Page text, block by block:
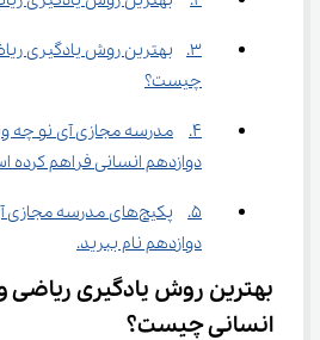
3.	بهترین روش یادگیری
چیست؟
4.	مدرسه مجازی آی نو چه
دوازدهم انسانی فراهم کرده
5.	پکیج‌های مدرسه
دوازدهم نام ببرید.
بهترین روش یادگیری ریاضی
انسانی چیست؟